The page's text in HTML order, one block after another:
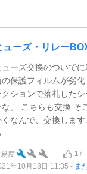
ューズ・リレー
ューズ交換のついで
の保護フィルムが劣
クションで落札した
な。 こちらも交換 そ
くなんで、交換しま
度 17
年10月18日 11:35
ま